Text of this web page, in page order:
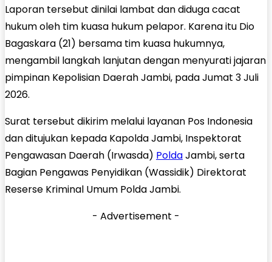
Laporan tersebut dinilai lambat dan diduga cacat
hukum oleh tim kuasa hukum pelapor. Karena itu Dio
Bagaskara (21) bersama tim kuasa hukumnya,
mengambil langkah lanjutan dengan menyurati jajaran
pimpinan Kepolisian Daerah Jambi, pada Jumat 3 Juli
2026.
Surat tersebut dikirim melalui layanan Pos Indonesia
dan ditujukan kepada Kapolda Jambi, Inspektorat
Pengawasan Daerah (Irwasda) PoldaJambi, serta
Bagian Pengawas Penyidikan (Wassidik) Direktorat
Reserse Kriminal Umum Polda Jambi.
- Advertisement -